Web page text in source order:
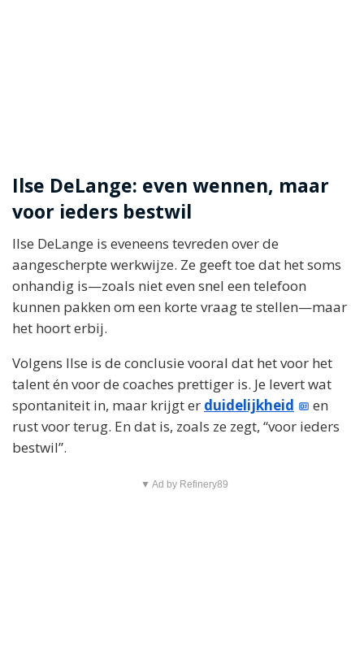
Ilse DeLange: even wennen, maar
voor ieders bestwil
Ilse DeLange is eveneens tevreden over de
aangescherpte werkwijze. Ze geeft toe dat het soms
onhandig is—zoals niet even snel een telefoon
kunnen pakken om een korte vraag te stellen—maar
het hoort erbij.
Volgens Ilse is de conclusie vooral dat het voor het
talent én voor de coaches prettiger is. Je levert wat
spontaniteit in, maar krijgt er duidelijkheid
en
rust voor terug. En dat is, zoals ze zegt, “voor ieders
bestwil”.
▼ Ad by Refinery89